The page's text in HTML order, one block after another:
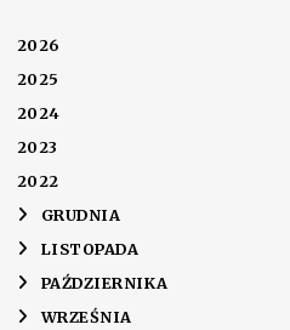
2026
2025
2024
2023
2022
► GRUDNIA
► LISTOPADA
► PAŹDZIERNIKA
► WRZEŚNIA